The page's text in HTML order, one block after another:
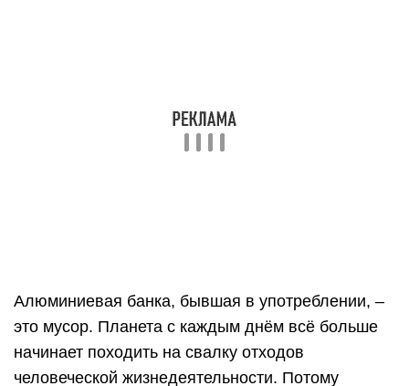
Алюминиевая банка, бывшая в употреблении, –
это мусор. Планета с каждым днём всё больше
начинает походить на свалку отходов
человеческой жизнедеятельности. Потому